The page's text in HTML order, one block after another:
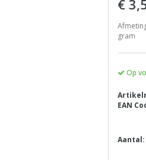
€
gram
Op
EAN
Aantal: